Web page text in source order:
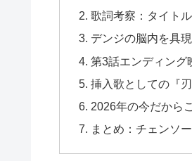
歌詞考察：タイト
デンジの脳内を具
第3話エンディング
挿入歌としての『
2026年の今だから
まとめ：チェンソ